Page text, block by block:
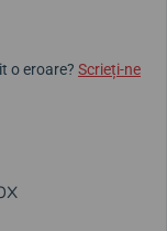
o eroare? Scrieți-ne